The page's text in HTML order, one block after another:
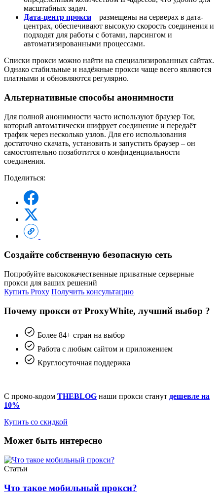
масштабных задач.
Дата-центр прокси – размещены на серверах в дата-
центрах, обеспечивают высокую скорость соединения и
подходят для работы с ботами, парсингом и
автоматизированными процессами.
Списки прокси можно найти на специализированных сайтах.
Однако стабильные и надёжные прокси чаще всего являются
платными и обновляются регулярно.
Альтернативные способы анонимности
Для полной анонимности часто используют браузер Tor,
который автоматически шифрует соединение и передаёт
трафик через несколько узлов. Для его использования
достаточно скачать, установить и запустить браузер – он
самостоятельно позаботится о конфиденциальности
соединения.
Поделиться:
Создайте собственную безопасную сеть
Попробуйте высококачественные приватные серверные
прокси для ваших решений
Купить Proxy Получить консультацию
Почему прокси от ProxyWhite, лучший выбор ?
Более 84+ стран на выбор
Работа с любым сайтом и приложением
Круглосуточная поддержка
С промо-кодом THEBLOG наши прокси станут дешевле на
10%
Купить со скидкой
Может быть интересно
Статьи
Что такое мобильный прокси?